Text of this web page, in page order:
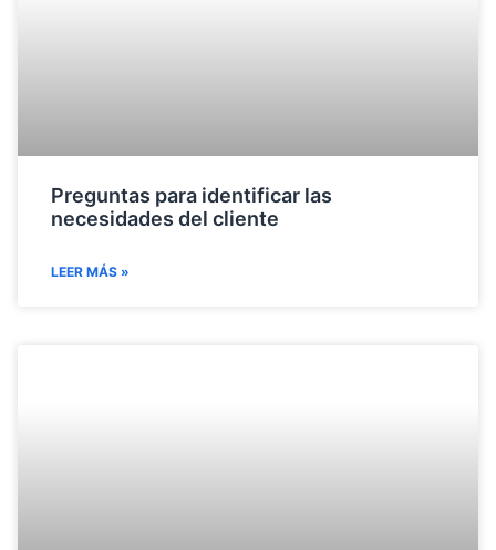
Preguntas para identificar las
necesidades del cliente
LEER MÁS »